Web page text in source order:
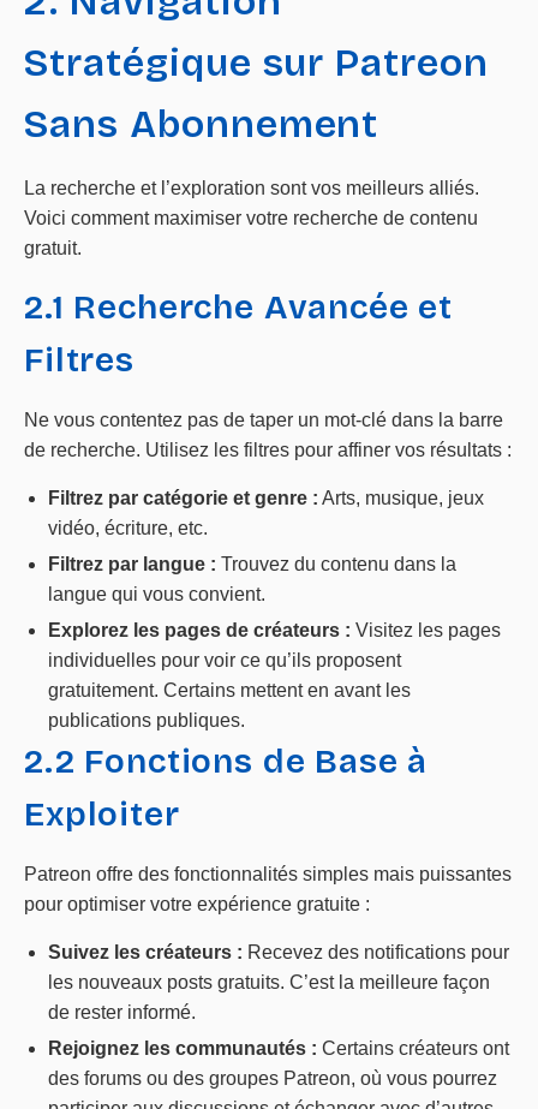
Stratégique sur Patreon
Sans Abonnement
La recherche et l’exploration sont vos meilleurs alliés.
Voici comment maximiser votre recherche de contenu
gratuit.
2.1 Recherche Avancée et
Filtres
Ne vous contentez pas de taper un mot-clé dans la barre
de recherche. Utilisez les filtres pour affiner vos résultats :
Filtrez par catégorie et genre : Arts, musique, jeux
vidéo, écriture, etc.
Filtrez par langue : Trouvez du contenu dans la
langue qui vous convient.
Explorez les pages de créateurs : Visitez les pages
individuelles pour voir ce qu’ils proposent
gratuitement. Certains mettent en avant les
publications publiques.
2.2 Fonctions de Base à
Exploiter
Patreon offre des fonctionnalités simples mais puissantes
pour optimiser votre expérience gratuite :
Suivez les créateurs : Recevez des notifications pour
les nouveaux posts gratuits. C’est la meilleure façon
de rester informé.
Rejoignez les communautés : Certains créateurs ont
des forums ou des groupes Patreon, où vous pourrez